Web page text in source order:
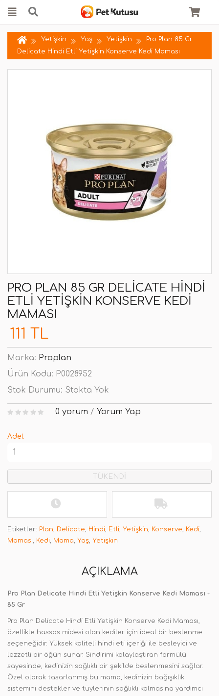
Yetişkin Yaş Yetişkin
Pro Plan 85 Gr
Delicate Hindi Etli Yetişkin Konserve Kedi Maması
PRO PLAN 85 GR DELICATE HINDI
ETLI YETIŞKIN KONSERVE KEDI
MAMASI
111 TL
Marka: Proplan
Ürün Kodu: P0028952
Stok Durumu: Stokta Yok
0 yorum / Yorum Yap
Adet
TÜKENDİ
Etiketler: Plan, Delicate, Hindi, Etli, Yetişkin, Konserve, Kedi,
Maması, Kedi, Mama, Yaş, Yetişkin
AÇIKLAMA
Pro Plan Delicate Hindi Etli Yetişkin Konserve Kedi Maması -
85 Gr
Pro Plan Delicate Hindi Etli Yetişkin Konserve Kedi Maması,
özellikle hassas midesi olan kediler için ideal bir beslenme
seçeneğidir. Yüksek kaliteli hindi eti içeriği ile besleyici ve
lezzetli bir öğün sunar. Sindirimi kolaylaştıran formülü
sayesinde, kedinizin sağlıklı bir şekilde beslenmesini sağlar.
Özel olarak tasarlanmış bu mama, kedinizin bağışıklık
sistemini destekler ve tüylerinin sağlıklı kalmasına yardımcı